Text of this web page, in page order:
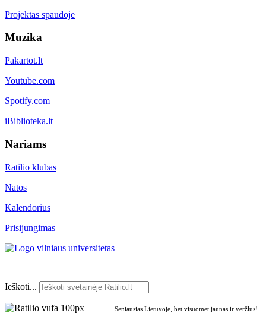
Projektas spaudoje
Muzika
Pakartot.lt
Youtube.com
Spotify.com
iBiblioteka.lt
Nariams
Ratilio klubas
Natos
Kalendorius
Prisijungimas
Ieškoti...
Seniausias Lietuvoje, bet visuomet jaunas ir veržlus!